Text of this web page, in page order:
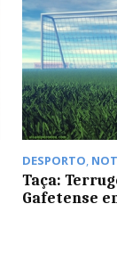
DESPORTO,
Taça:
Gafetense